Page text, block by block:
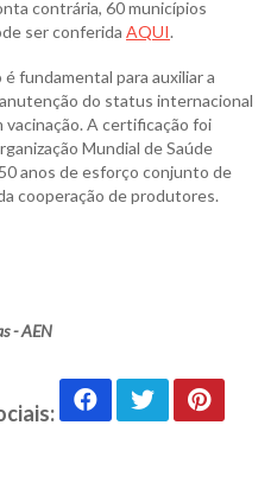
contrária, 60 municípios
ser conferida AQUI.
é fundamental para auxiliar a
do status internacional
A certificação foi
Mundial de Saúde
anos de esforço conjunto de
cooperação de produtores.
- AEN